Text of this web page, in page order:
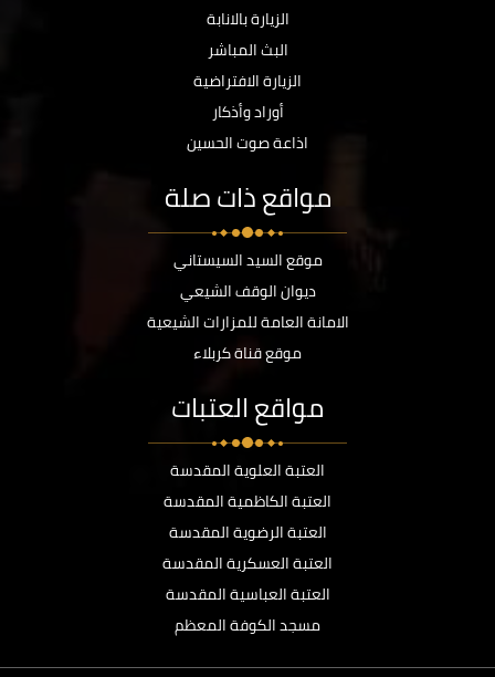
الزيارة بالانابة
البث المباشر
الزيارة الافتراضية
أوراد وأذكار
اذاعة صوت الحسين
مواقع ذات صلة
موقع السيد السيستاني
ديوان الوقف الشيعي
الامانة العامة للمزارات الشيعية
موقع قناة كربلاء
مواقع العتبات
العتبة العلوية المقدسة
العتبة الكاظمية المقدسة
العتبة الرضوية المقدسة
العتبة العسكرية المقدسة
العتبة العباسية المقدسة
مسجد الكوفة المعظم